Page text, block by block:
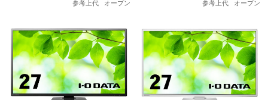
参考上代
オープン
参考上代
オープン